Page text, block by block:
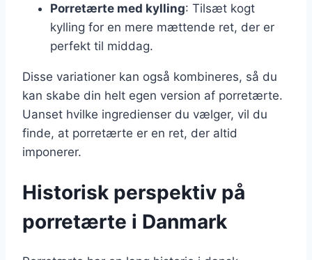
Porretærte med kylling: Tilsæt kogt
kylling for en mere mættende ret, der er
perfekt til middag.
Disse variationer kan også kombineres, så du
kan skabe din helt egen version af porretærte.
Uanset hvilke ingredienser du vælger, vil du
finde, at porretærte er en ret, der altid
imponerer.
Historisk perspektiv på
porretærte i Danmark